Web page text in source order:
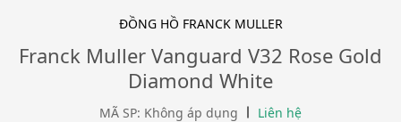
ĐỒNG HỒ FRANCK MULLER
Franck Muller Vanguard V32 Rose Gold
Diamond White
MÃ SP: Không áp dụng Liên hệ